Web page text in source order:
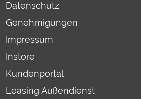
Datenschutz
Genehmigungen
Impressum
Instore
Kundenportal
Leasing Außendienst